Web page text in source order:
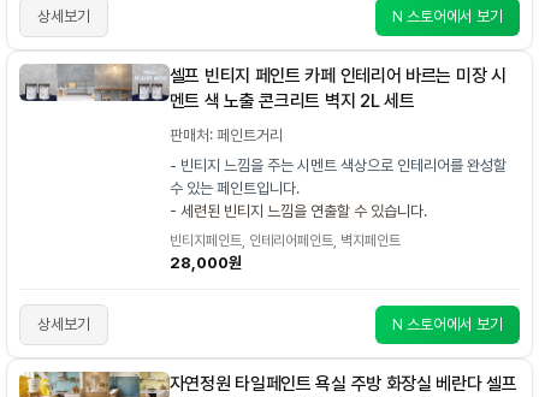
상세보기 N 스토어에서 보기
셀프 빈티지 페인트 카페 인테리어 바르는 미장 시
멘트 색 노출 콘크리트 벽지 2L 세트
판매처: 페인트거리
- 빈티지 느낌을 주는 시멘트 색상으로 인테리어를 완성할
수 있는 페인트입니다.
- 세련된 빈티지 느낌을 연출할 수 있습니다.
빈티지페인트, 인테리어페인트, 벽지페인트
28,000원
상세보기 N 스토어에서 보기
자연정원 타일페인트 욕실 주방 화장실 베란다 셀프